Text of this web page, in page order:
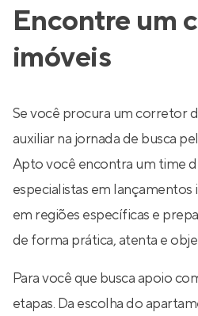
Encontre um
imóveis
Se você procura um corretor
auxiliar na jornada de busca
Apto você encontra um time
especialistas em
em regiões específicas e
de forma prática, atenta e
Para você que busca apoio
etapas. Da escolha do